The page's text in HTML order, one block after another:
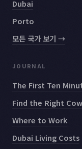
Dubai
Porto
모든 국가 보기 →
JOURNAL
The First Ten
Find the Right
Where to Work
Dubai Living Costs